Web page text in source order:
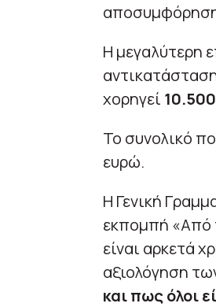
Η μεγαλύτερη
χορηγεί
Το συνολικό
ευρώ.
Η Γενική
εκπομπή «Από
είναι αρκετά
αξιολόγηση
και πως όλοι